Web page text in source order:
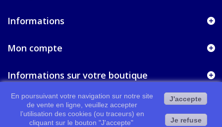
Informations
Mon compte
Informations sur votre boutique
En poursuivant votre navigation sur notre site
de vente en ligne, veuillez accepter
l’utilisation des cookies (ou traceurs) en
cliquant sur le bouton "J'accepte"
J'accepte
Je refuse